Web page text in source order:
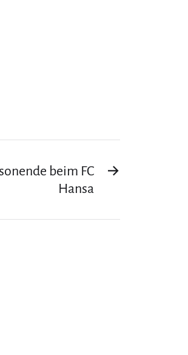
→
beim FC
Hansa